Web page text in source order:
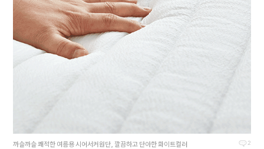
2
까슬까슬 쾌적한 여름용 시어서커원단, 깔끔하고 단아한 화이트컬러